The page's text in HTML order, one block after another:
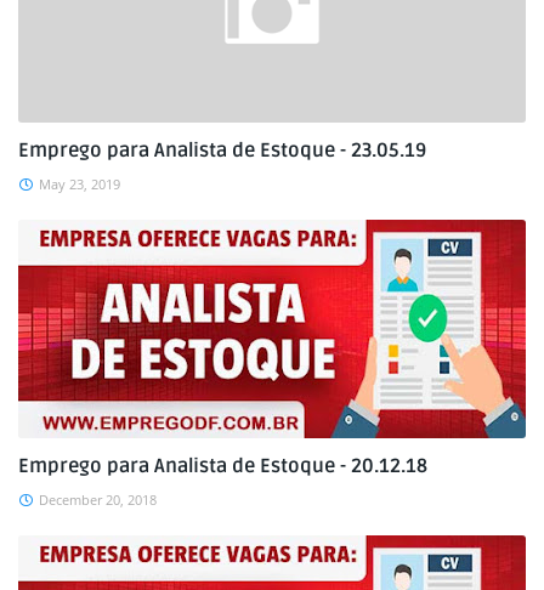
Emprego para Analista de Estoque - 23.05.19
May 23, 2019
Emprego para Analista de Estoque - 20.12.18
December 20, 2018